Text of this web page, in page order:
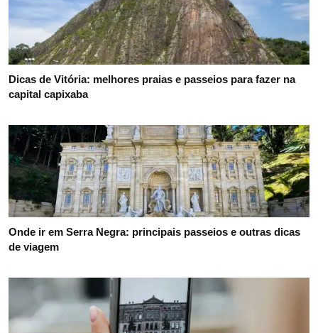
Dicas de Vitória: melhores praias e passeios para fazer na
capital capixaba
Onde ir em Serra Negra: principais passeios e outras dicas
de viagem